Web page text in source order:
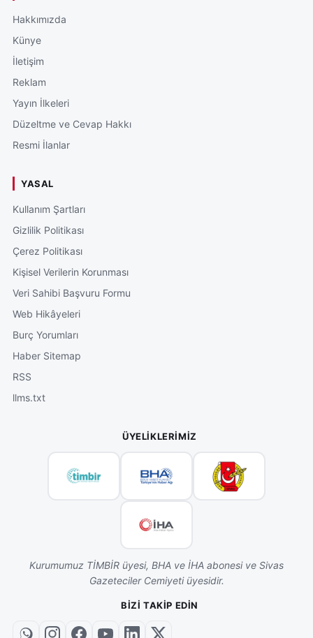
Hakkımızda
Künye
İletişim
Reklam
Yayın İlkeleri
Düzeltme ve Cevap Hakkı
Resmi İlanlar
YASAL
Kullanım Şartları
Gizlilik Politikası
Çerez Politikası
Kişisel Verilerin Korunması
Veri Sahibi Başvuru Formu
Web Hikâyeleri
Burç Yorumları
Haber Sitemap
RSS
llms.txt
ÜYELIKLERIMIZ
Kurumumuz TİMBİR üyesi, BHA ve İHA abonesi ve Sivas
Gazeteciler Cemiyeti üyesidir.
BIZI TAKIP EDIN